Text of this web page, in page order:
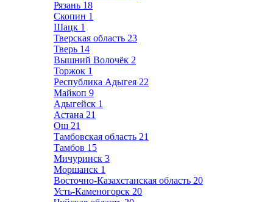
Рязань 18
Скопин 1
Шацк 1
Тверская область 23
Тверь 14
Вышний Волочёк 2
Торжок 1
Республика Адыгея 22
Майкоп 9
Адыгейск 1
Астана 21
Ош 21
Тамбовская область 21
Тамбов 15
Мичуринск 3
Моршанск 1
Восточно-Казахстанская область 20
Усть-Каменогорск 20